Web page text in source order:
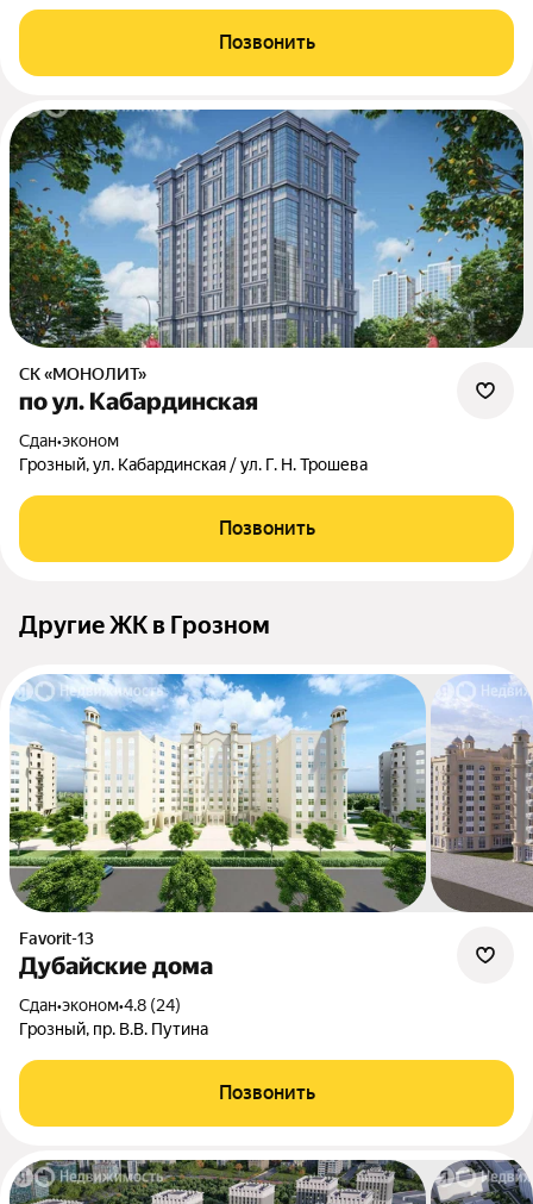
Позвонить
СК «МОНОЛИТ»
по ул. Кабардинская
Сдан•эконом
Грозный, ул. Кабардинская / ул. Г. Н. Трошева
Позвонить
Другие ЖК в Грозном
Favorit-13
Дубайские дома
Сдан•эконом•4.8 (24)
Грозный, пр. В.В. Путина
Позвонить